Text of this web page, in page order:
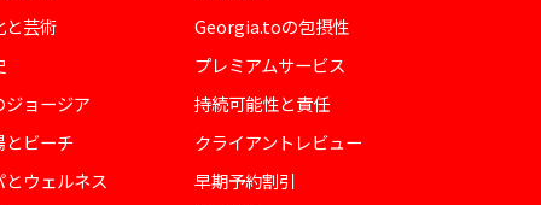
と芸術
ジョージア
とビーチ
ウェルネス
Georgia.toの包摂性
プレミアムサービス
持続可能性と責任
クライアントレビュー
早期予約割引